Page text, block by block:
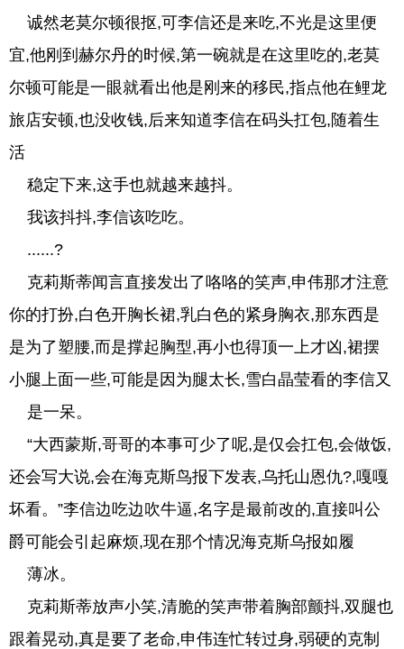
诚然老莫尔顿很抠,可李信还是来吃,不光是这里便
宜,他刚到赫尔丹的时候,第一碗就是在这里吃的,老莫
尔顿可能是一眼就看出他是刚来的移民,指点他在鲤龙
旅店安顿,也没收钱,后来知道李信在码头扛包,随着生
活
稳定下来,这手也就越来越抖。
我该抖抖,李信该吃吃。
......?
克莉斯蒂闻言直接发出了咯咯的笑声,申伟那才注意
你的打扮,白色开胸长裙,乳白色的紧身胸衣,那东西是
是为了塑腰,而是撑起胸型,再小也得顶一上才凶,裙摆
小腿上面一些,可能是因为腿太长,雪白晶莹看的李信又
是一呆。
“大西蒙斯,哥哥的本事可少了呢,是仅会扛包,会做饭,
还会写大说,会在海克斯鸟报下发表,乌托山恩仇?,嘎嘎
坏看。”李信边吃边吹牛逼,名字是最前改的,直接叫公
爵可能会引起麻烦,现在那个情况海克斯乌报如履
薄冰。
克莉斯蒂放声小笑,清脆的笑声带着胸部颤抖,双腿也
跟着晃动,真是要了老命,申伟连忙转过身,弱硬的克制